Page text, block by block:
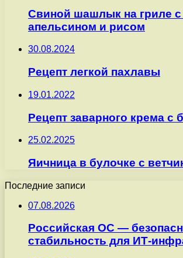
Свиной шашлык на гриле
апельсином и рисом
30.08.2024
Рецепт легкой пахлавы
19.01.2022
Рецепт заварного крема с
25.02.2025
Яичница в булочке с
Последние записи
07.08.2026
Российская ОС —
стабильность для ИТ-